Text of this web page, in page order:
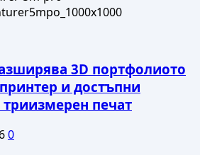
3D портфолиото
и достъпни
печат
0